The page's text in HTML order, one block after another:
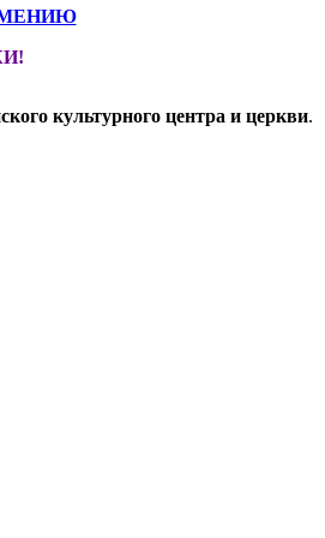
культурного центра и церкви.